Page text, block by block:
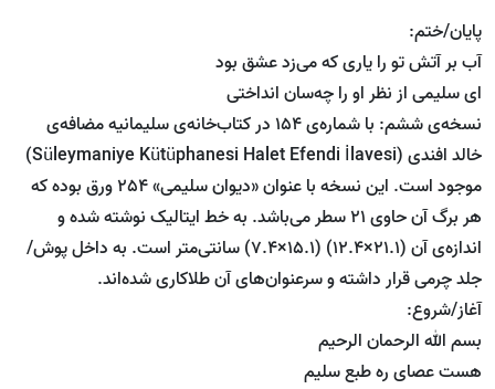
پایان/ختم:
آب بر آتش تو را یاری که می‌زد عشق بود
ای سلیمی از نظر او را چه‌سان انداختی
نسخه‌ی ششم: با شماره‌ی 154 در کتاب‌خانه‌ی سلیمانیه مضافه‌ی
خالد افندی (Süleymaniye Kütüphanesi Halet Efendi İlavesi)
موجود است. این نسخه با عنوان «دیوان سلیمی» 254 ورق بوده که
هر برگ آن حاوی 21 سطر می‌باشد. به خط ایتالیک نوشته شده و
اندازه‌ی آن (21.1×12.4) (15.1×7.4) سانتی‌متر است. به داخل پوش/
جلد چرمی قرار داشته و سرعنوان‌های آن طلاکاری شده‌اند.
آغاز/شروع:
بسم الله الرحمان الرحیم
هست عصای ره طبع سلیم